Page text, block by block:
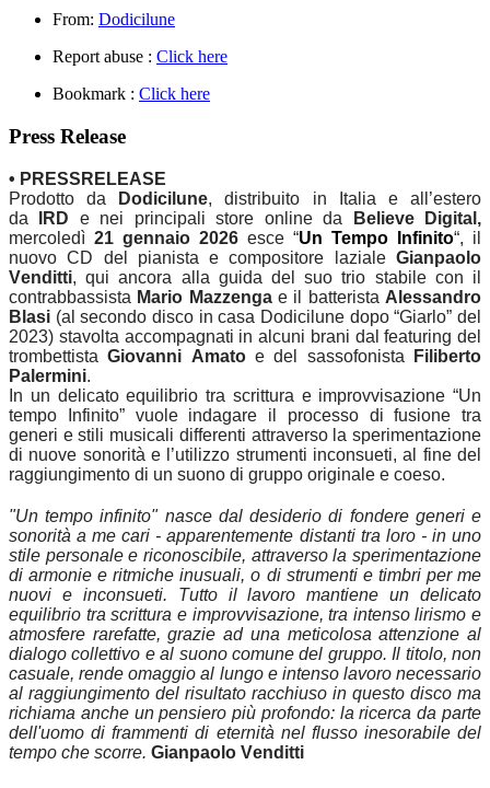
From: Dodicilune
Report abuse : Click here
Bookmark : Click here
Press Release
• PRESSRELEASE
Prodotto da
Dodicilune, distribuito in Italia e all’estero
da
IRD e nei principali store online da
Believe Digital,
mercoledì 21 gennaio 2026 esce “Un Tempo Infinito“, il
nuovo CD del pianista e compositore laziale Gianpaolo
Venditti, qui ancora alla guida del suo trio stabile con il
contrabbassista Mario Mazzengae il batterista Alessandro
Blasi (al secondo disco in casa Dodicilune dopo “Giarlo” del
2023) stavolta accompagnati in alcuni brani dal featuring del
trombettistaGiovanni Amatoe del sassofonista
Filiberto
Palermini.
In un delicato equilibrio tra scrittura e improvvisazione “Un
tempo Infinito” vuole indagare il processo di fusione tra
generi e stili musicali differenti attraverso la sperimentazione
di nuove sonorità e l’utilizzo strumenti inconsueti, al fine del
raggiungimento di un suono di gruppo originale e coeso.
"Un tempo infinito" nasce dal desiderio di fondere generi e
sonorità a me cari - apparentemente distanti tra loro - in uno
stile personale e riconoscibile, attraverso la sperimentazione
di armonie e ritmiche inusuali, o di strumenti e timbri per me
nuovi e inconsueti. Tutto il lavoro mantiene un delicato
equilibrio tra scrittura e improvvisazione, tra intenso lirismo e
atmosfere rarefatte, grazie ad una meticolosa attenzione al
dialogo collettivo e al suono comune del gruppo. Il titolo, non
casuale, rende omaggio al lungo e intenso lavoro necessario
al raggiungimento del risultato racchiuso in questo disco ma
richiama anche un pensiero più profondo: la ricerca da parte
dell'uomo di frammenti di eternità nel flusso inesorabile del
tempo che scorre. Gianpaolo Venditti